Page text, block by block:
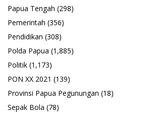
Papua Tengah (298)
Pemerintah (356)
Pendidikan (308)
Polda Papua (1,885)
Politik (1,173)
PON XX 2021 (139)
Provinsi Papua Pegunungan (18)
Sepak Bola (78)